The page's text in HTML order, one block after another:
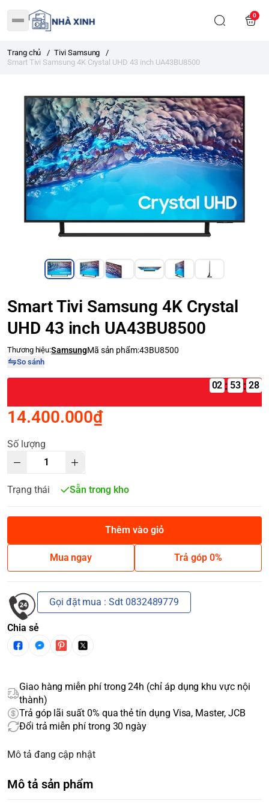
0
Trang chủ / Tivi Samsung
/
Smart Tivi Samsung 4K Crystal UHD 43 inch UA43BU8500
Smart Tivi Samsung 4K Crystal
UHD 43 inch UA43BU8500
Thương hiệu:SamsungMã sản phẩm:43BU8500
So sánh
02 : :
14.400.000₫
Số lượng
Trạng thái Sẵn trong kho
Thêm vào giỏ
Mua ngay Trả góp 0%
Gọi đặt mua : Sdt 0832489779
Chia sẻ
Giao hàng miễn phí trong 24h (chỉ áp dụng khu vực nội
thành)
Trả góp lãi suất 0% qua thẻ tín dụng Visa, Master, JCB
Đổi trả miễn phí trong 30 ngày
Mô tả đang cập nhật
Mô tả sản phẩm